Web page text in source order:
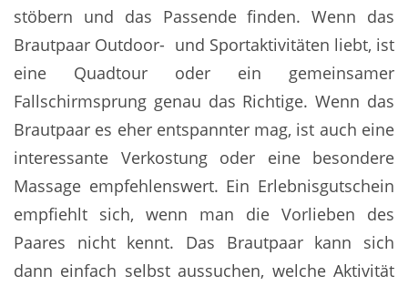
stöbern und das Passende finden. Wenn das
Brautpaar Outdoor- und Sportaktivitäten liebt, ist
eine Quadtour oder ein gemeinsamer
Fallschirmsprung genau das Richtige. Wenn das
Brautpaar es eher entspannter mag, ist auch eine
interessante Verkostung oder eine besondere
Massage empfehlenswert. Ein Erlebnisgutschein
empfiehlt sich, wenn man die Vorlieben des
Paares nicht kennt. Das Brautpaar kann sich
dann einfach selbst aussuchen, welche Aktivität